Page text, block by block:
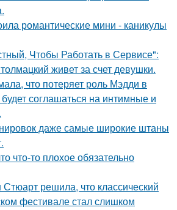
романтические мини - каникулы
Чтобы Работать в Сервисе":
живет за счет девушки.
что потеряет роль Мэдди в
соглашаться на интимные и
даже самые широкие штаны
что-то плохое обязательно
Стюарт решила, что классический
фестивале стал слишком